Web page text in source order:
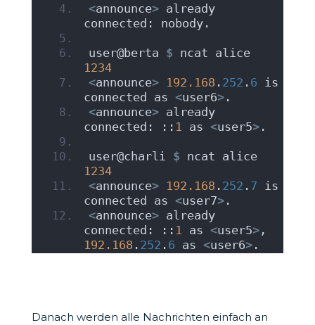
<announce> already
connected: nobody.
user@berta $
ncat alice
1234
<announce> 192.168 . 252 . 6 is
connected as <user6>.
<announce> already
connected: :: 1 as <user5>.
user@charli $
ncat alice
1234
<announce> 192.168 . 252 . 7 is
connected as <user7>.
<announce> already
connected: :: 1 as <user5>
192.168 . 252 . 6 as <user6>.
Danach werden alle Nachrichten einfach an